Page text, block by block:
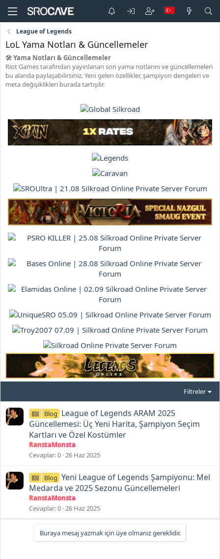
League of Legends
LoL Yama Notları & Güncellemeler
🛠️ Yama Notları & Güncellemeler
Riot Games tarafından yayınlanan son yama notlarını ve güncellemeleri
bu alanda paylaşabilirsiniz. Yeni gelen özellikler, şampiyon dengeleri ve
meta değişiklikleri burada tartışılır.
Filtreler
Blog League of Legends ARAM 2025
Güncellemesi: Üç Yeni Harita, Şampiyon Seçim
Kartları ve Özel Kostümler
RanstaMonsta
Cevaplar 0 26 Haz 2025
Blog Yeni League of Legends Şampiyonu: Mel
Medarda ve 2025 Sezonu Güncellemeleri
RanstaMonsta
Cevaplar 0 26 Haz 2025
Buraya mesaj yazmak için üye olmanız gereklidir.